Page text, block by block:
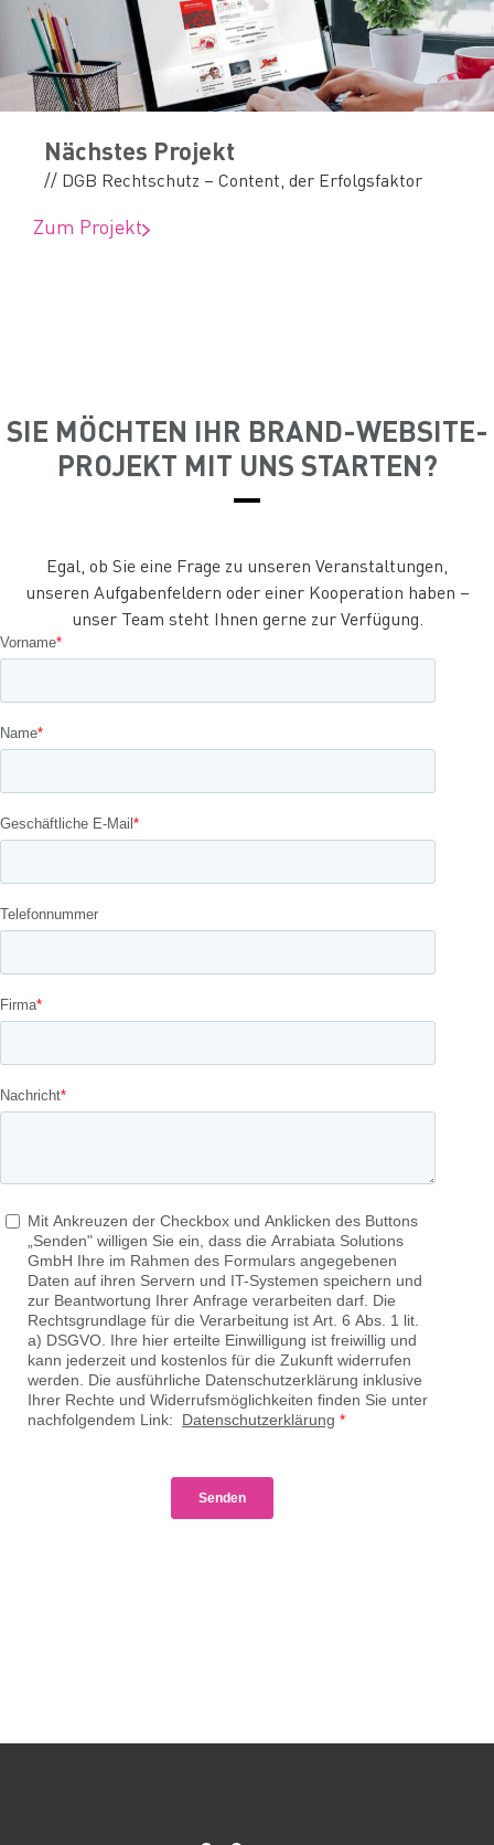
Nächstes Projekt
// DGB Rechtschutz – Content, der Erfolgsfaktor
Zum Projekt
SIE MÖCHTEN IHR BRAND-WEBSITE-
PROJEKT MIT UNS STARTEN?
Egal, ob Sie eine Frage zu unseren Veranstaltungen,
unseren Aufgabenfeldern oder einer Kooperation haben –
unser Team steht Ihnen gerne zur Verfügung.